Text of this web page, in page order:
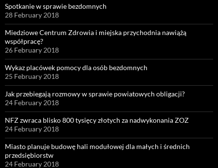
Spotkanie w sprawie bezdomnych
28 February 2018
Miedziowe Centrum Zdrowia i miejska przychodnia nawiążą
współpracę?
26 February 2018
Wykaz placówek pomocy dla osób bezdomnych
25 February 2018
Jak przebiegają rozmowy w sprawie powiatowych obligacji?
24 February 2018
NFZ zwraca blisko 800 tysięcy złotych za nadwykonania ZOZ
24 February 2018
Miasto planuje budowę hali modułowej dla małych i średnich
przedsiębiorstw
24 February 2018